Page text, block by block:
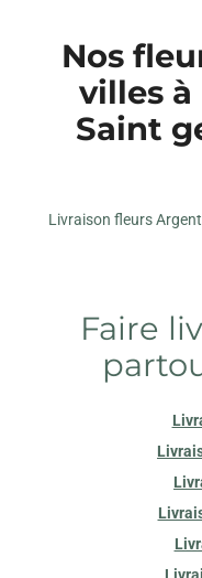
Nos
villes
Saint
Livraison fleurs
Faire